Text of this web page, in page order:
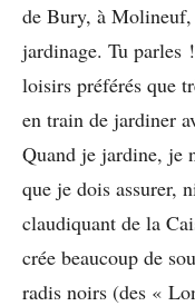
de Bury, à Molineuf,
jardinage. Tu parles
loisirs préférés que
en train de jardiner
Quand je jardine, je
que je dois assurer,
claudiquant de la
crée beaucoup de
radis noirs (des «